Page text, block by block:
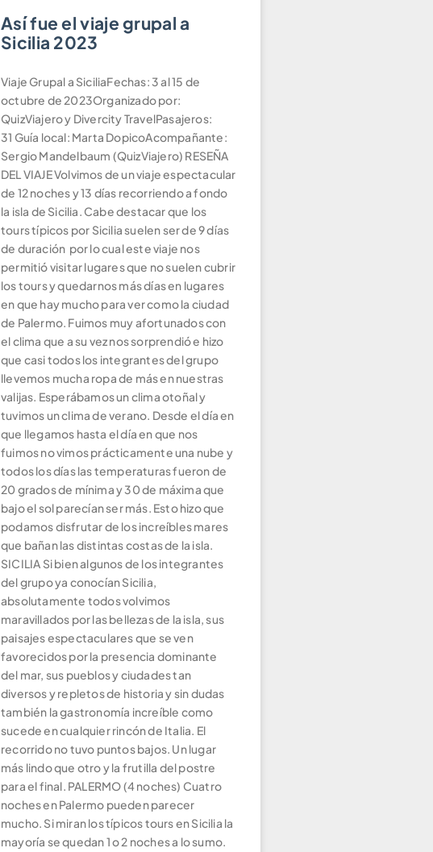
Así fue el viaje grupal a
Sicilia 2023
Viaje Grupal a SiciliaFechas: 3 al 15 de
octubre de 2023Organizado por:
QuizViajero y Divercity TravelPasajeros:
31 Guía local: Marta DopicoAcompañante:
Sergio Mandelbaum (QuizViajero) RESEÑA
DEL VIAJE Volvimos de un viaje espectacular
de 12 noches y 13 días recorriendo a fondo
la isla de Sicilia. Cabe destacar que los
tours típicos por Sicilia suelen ser de 9 días
de duración por lo cual este viaje nos
permitió visitar lugares que no suelen cubrir
los tours y quedarnos más días en lugares
en que hay mucho para ver como la ciudad
de Palermo. Fuimos muy afortunados con
el clima que a su vez nos sorprendió e hizo
que casi todos los integrantes del grupo
llevemos mucha ropa de más en nuestras
valijas. Esperábamos un clima otoñal y
tuvimos un clima de verano. Desde el día en
que llegamos hasta el día en que nos
fuimos no vimos prácticamente una nube y
todos los días las temperaturas fueron de
20 grados de mínima y 30 de máxima que
bajo el sol parecían ser más. Esto hizo que
podamos disfrutar de los increíbles mares
que bañan las distintas costas de la isla.
SICILIA Si bien algunos de los integrantes
del grupo ya conocían Sicilia,
absolutamente todos volvimos
maravillados por las bellezas de la isla, sus
paisajes espectaculares que se ven
favorecidos por la presencia dominante
del mar, sus pueblos y ciudades tan
diversos y repletos de historia y sin dudas
también la gastronomía increíble como
sucede en cualquier rincón de Italia. El
recorrido no tuvo puntos bajos. Un lugar
más lindo que otro y la frutilla del postre
para el final. PALERMO (4 noches) Cuatro
noches en Palermo pueden parecer
mucho. Si miran los típicos tours en Sicilia la
mayoría se quedan 1 o 2 noches a lo sumo.